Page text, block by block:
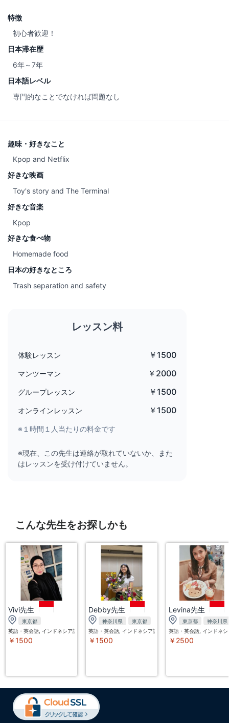
特徴
初心者歓迎！
日本滞在歴
6年～7年
日本語レベル
専門的なことでなければ問題なし
趣味・好きなこと
Kpop and Netflix
好きな映画
Toy's story and The Terminal
好きな音楽
Kpop
好きな食べ物
Homemade food
日本の好きなところ
Trash separation and safety
レッスン料
体験レッスン ￥1500
マンツーマン ￥2000
グループレッスン ￥1500
オンラインレッスン ￥1500
※１時間１人当たりの料金です
※現在、この先生は連絡が取れていないか、また
はレッスンを受け付けていません。
こんな先生をお探しかも
Vivi先生
東京都
英語・英会話, インドネシア語
￥1500
Debby先生
神奈川県
東京都
英語・英会話, インドネシア語
￥1500
Levina先生
東京都
神奈川県
英語・英会話, インドネシ
￥2500